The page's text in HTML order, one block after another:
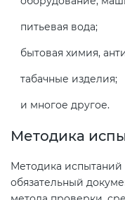
питьевая вода;
бытовая химия,
табачные изделия;
и многое другое.
Методика
Методика испытаний
обязательный
Действующие
регламенты